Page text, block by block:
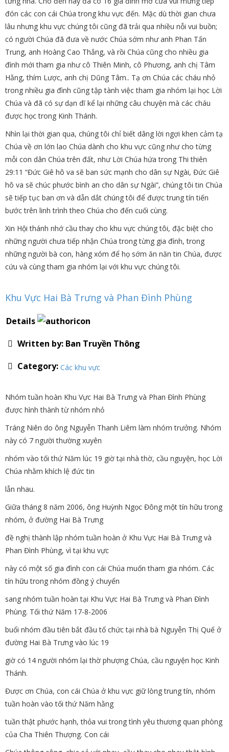
đón các con cái Chúa trong khu vực đến. Mặc dù thời gian chưa
lâu nhưng khu vực chúng tôi cũng đã trải qua nhiều nỗi vui buồn;
có người Chúa đã đưa về nước Chúa sớm như anh Phan Tấn
Trung, anh Hoàng Cao Thắng, và rồi Chúa cũng cho nhiều gia
đình mới tham gia như cô Thiên Minh, cô Phương, anh chị Tâm
Hằng, thím Lược, anh chị Dũng Tâm.. Tạ ơn Chúa các cháu nhỏ
trong nhiều gia đình cũng tập tành việc tham gia nhóm lại học Lời
Chúa và đã có sự dạn dĩ kể lại những câu chuyện mà các cháu
được học trong Kinh Thánh.
Nhìn lại thời gian qua, chúng tôi chỉ biết dâng lời ngợi khen cảm tạ
Chúa về ơn lớn lao Chúa dành cho khu vực cũng như cho từng
mỗi con dân Chúa trên đất, như Lời Chúa hứa trong Thi thiên
29:11 “Đức Giê hô va sẽ ban sức mạnh cho dân sự Ngài, Đức Giê
hô va sẽ chúc phước bình an cho dân sự Ngài”, chúng tôi tin Chúa
sẽ tiếp tục ban ơn và dẫn dắt chúng tôi để được trung tín tiến
bước trên linh trình theo Chúa cho đến cuối cùng.
Xin Hội thánh nhớ cầu thay cho khu vực chúng tôi, đặc biệt cho
những người chưa tiếp nhận Chúa trong từng gia đình, trong
những người bà con, hàng xóm để họ sớm ăn năn tin Chúa, được
cứu và cùng tham gia nhóm lại với khu vực chúng tôi.
Khu Vực Hai Bà Trưng và Phan Đình Phùng
Details
Written by: Ban Truyền Thông
Category: Các khu vực
Nhóm tuần hoàn Khu Vực Hai Bà Trưng và Phan Đình Phùng
được hình thành từ nhóm nhỏ
Tráng Niên do ông Nguyễn Thanh Liêm làm nhóm trưởng. Nhóm
này có 7 người thường xuyên
nhóm vào tối thứ Năm lúc 19 giờ tại nhà thờ, cầu nguyện, học Lời
Chúa nhằm khích lệ đức tin
lẫn nhau.
Giữa tháng 8 năm 2006, ông Huỳnh Ngọc Đông một tín hữu trong
nhóm, ở đường Hai Bà Trưng
đề nghị thành lập nhóm tuần hoàn ở Khu Vực Hai Bà Trưng và
Phan Đình Phùng, vì tại khu vực
này có một số gia đình con cái Chúa muốn tham gia nhóm. Các
tín hữu trong nhóm đồng ý chuyển
sang nhóm tuần hoàn tại Khu Vực Hai Bà Trưng và Phan Đình
Phùng. Tối thứ Năm 17-8-2006
buổi nhóm đầu tiên bắt đầu tổ chức tại nhà bà Nguyễn Thị Quế ở
đường Hai Bà Trưng vào lúc 19
giờ có 14 người nhóm lại thờ phượng Chúa, cầu nguyện học Kinh
Thánh.
Được ơn Chúa, con cái Chúa ở khu vực giữ lòng trung tín, nhóm
tuần hoàn vào tối thứ Năm hằng
tuần thật phước hạnh, thỏa vui trong tình yêu thương quan phòng
của Cha Thiên Thượng. Con cái